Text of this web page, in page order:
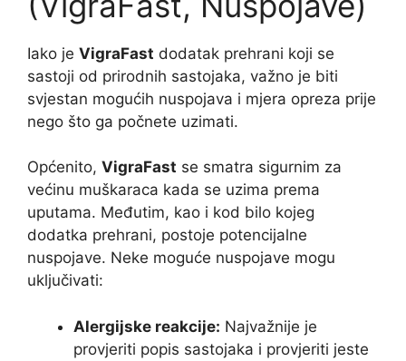
Iako je VigraFast dodatak prehrani koji se
sastoji od prirodnih sastojaka, važno je biti
svjestan mogućih nuspojava i mjera opreza prije
nego što ga počnete uzimati.
Općenito, VigraFast se smatra sigurnim za
većinu muškaraca kada se uzima prema
uputama. Međutim, kao i kod bilo kojeg
dodatka prehrani, postoje potencijalne
nuspojave. Neke moguće nuspojave mogu
uključivati:
Alergijske reakcije: Najvažnije je
provjeriti popis sastojaka i provjeriti jeste